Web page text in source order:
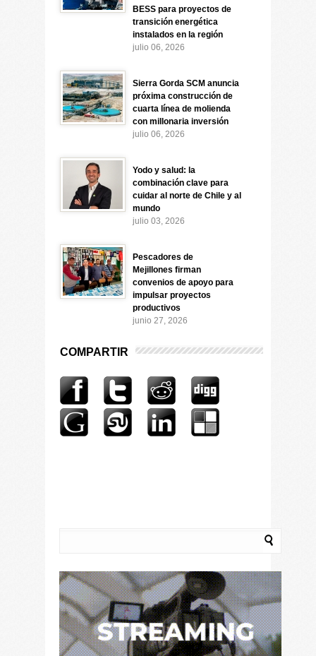
BESS para proyectos de
transición energética
instalados en la región
julio 06, 2026
Sierra Gorda SCM anuncia
próxima construcción de
cuarta línea de molienda
con millonaria inversión
julio 06, 2026
Yodo y salud: la
combinación clave para
cuidar al norte de Chile y al
mundo
julio 03, 2026
Pescadores de
Mejillones firman
convenios de apoyo para
impulsar proyectos
productivos
junio 27, 2026
COMPARTIR